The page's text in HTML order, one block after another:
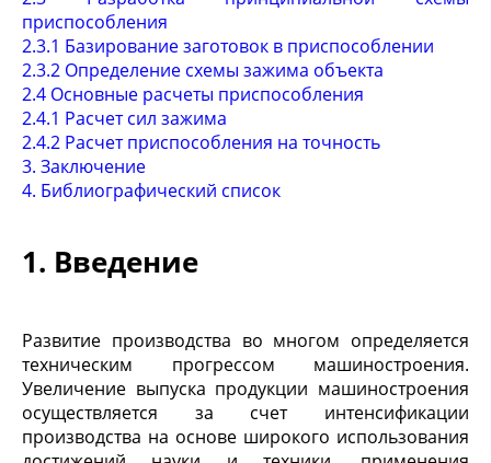
приспособления
2.3.1 Базирование заготовок в приспособлении
2.3.2 Определение схемы зажима объекта
2.4 Основные расчеты приспособления
2.4.1 Расчет сил зажима
2.4.2 Расчет приспособления на точность
3. Заключение
4. Библиографический список
1. Введение
Развитие производства во многом определяется
техническим прогрессом машиностроения.
Увеличение выпуска продукции машиностроения
осуществляется за счет интенсификации
производства на основе широкого использования